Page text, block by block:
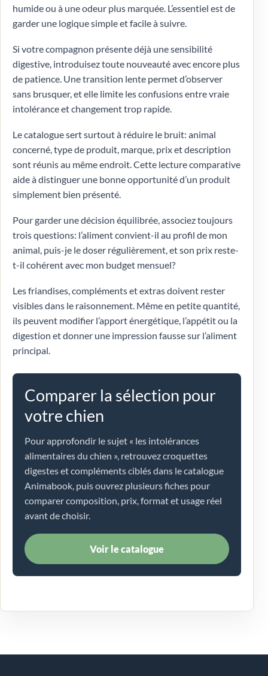
humide ou à une odeur plus marquée. L’essentiel est de
garder une logique simple et facile à suivre.
Si votre compagnon présente déjà une sensibilité
digestive, introduisez toute nouveauté avec encore plus
de patience. Une transition lente permet d’observer
sans brusquer, et elle limite les confusions entre vraie
intolérance et changement trop rapide.
Le catalogue sert surtout à réduire le bruit: animal
concerné, type de produit, marque, prix et description
sont réunis au même endroit. Cette lecture comparative
aide à distinguer une bonne opportunité d’un produit
simplement bien présenté.
Pour garder une décision équilibrée, associez toujours
trois questions: l’aliment convient-il au profil de mon
animal, puis-je le doser régulièrement, et son prix reste-
t-il cohérent avec mon budget mensuel?
Les friandises, compléments et extras doivent rester
visibles dans le raisonnement. Même en petite quantité,
ils peuvent modifier l’apport énergétique, l’appétit ou la
digestion et donner une impression fausse sur l’aliment
principal.
Comparer la sélection pour
votre chien
Pour approfondir le sujet « les intolérances
alimentaires du chien », retrouvez croquettes
digestes et compléments ciblés dans le catalogue
Animabook, puis ouvrez plusieurs fiches pour
comparer composition, prix, format et usage réel
avant de choisir.
Voir le catalogue